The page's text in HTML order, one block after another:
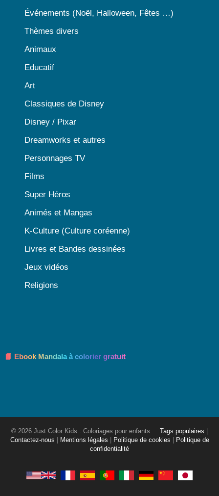
Événements (Noël, Halloween, Fêtes …)
Thèmes divers
Animaux
Educatif
Art
Classiques de Disney
Disney / Pixar
Dreamworks et autres
Personnages TV
Films
Super Héros
Animés et Mangas
K-Culture (Culture coréenne)
Livres et Bandes dessinées
Jeux vidéos
Religions
📘 Ebook Mandala à colorier gratuit
© 2026 Just Color Kids : Coloriages pour enfants Tags populaires
Contactez-nous
Mentions légales Politique de cookies
Politique de
confidentialité